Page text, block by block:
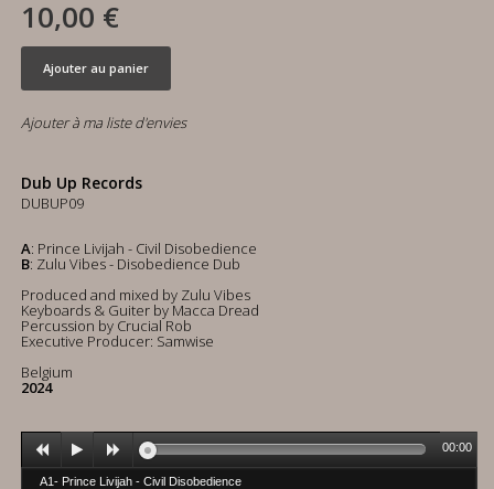
10,00 €
Ajouter au panier
Ajouter à ma liste d'envies
Dub Up Records
DUBUP09
A: Prince Livijah - Civil Disobedience
B: Zulu Vibes - Disobedience Dub
Produced and mixed by Zulu Vibes
Keyboards & Guiter by Macca Dread
Percussion by Crucial Rob
Executive Producer: Samwise
Belgium
2024
A1- Prince Livijah - Civil Disobedience
00:00